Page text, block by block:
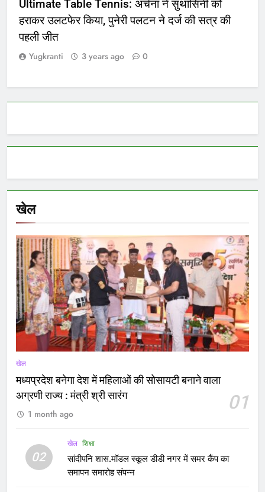
Ultimate Table Tennis: अर्चना ने सुथासिनी को
हराकर उलटफेर किया, पुनेरी पलटन ने दर्ज की सत्र की
पहली जीत
Yugkranti 3 years ago 0
खेल
खेल
मध्यप्रदेश बनेगा देश में महिलाओं की सोसायटी बनाने वाला
अग्रणी राज्य : मंत्री श्री सारंग
01
1 month ago
02
खेल शिक्षा
सांदीपनि शास.मॉडल स्कूल डीडी नगर में समर कैंप का
समापन समारोह संपन्न